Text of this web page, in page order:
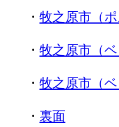
・ 牧之原市（
・ 牧之原市（
・ 牧之原市（
・ 裏面